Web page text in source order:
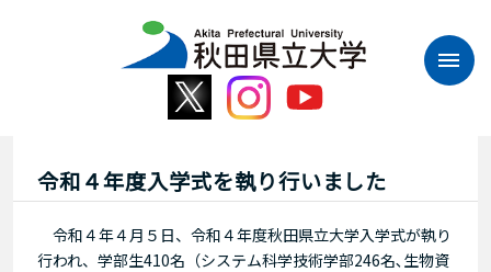
令和４年度入学式を執り行いました
令和４年４月５日、令和４年度秋田県立大学入学式が執り
行われ、学部生410名（システム科学技術学部246名､生物資